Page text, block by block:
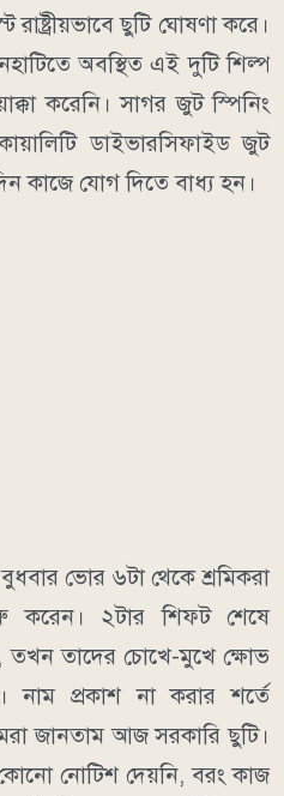
ছুটি ঘোষণা করে।
অবস্থিত এই দুটি শিল্প
করেনি। সাগর জুট স্পিনিং
ডাইভারসিফাইড জুট
কাজে যোগ দিতে বাধ্য হন।
ভোর ৬টা থেকে শ্রমিকরা
করেন। ২টার শিফট শেষে
তখন তাদের চোখে-মুখে ক্ষোভ
নাম প্রকাশ না করার শর্তে
জানতাম আজ সরকারি ছুটি।
নোটিশ দেয়নি, বরং কাজ